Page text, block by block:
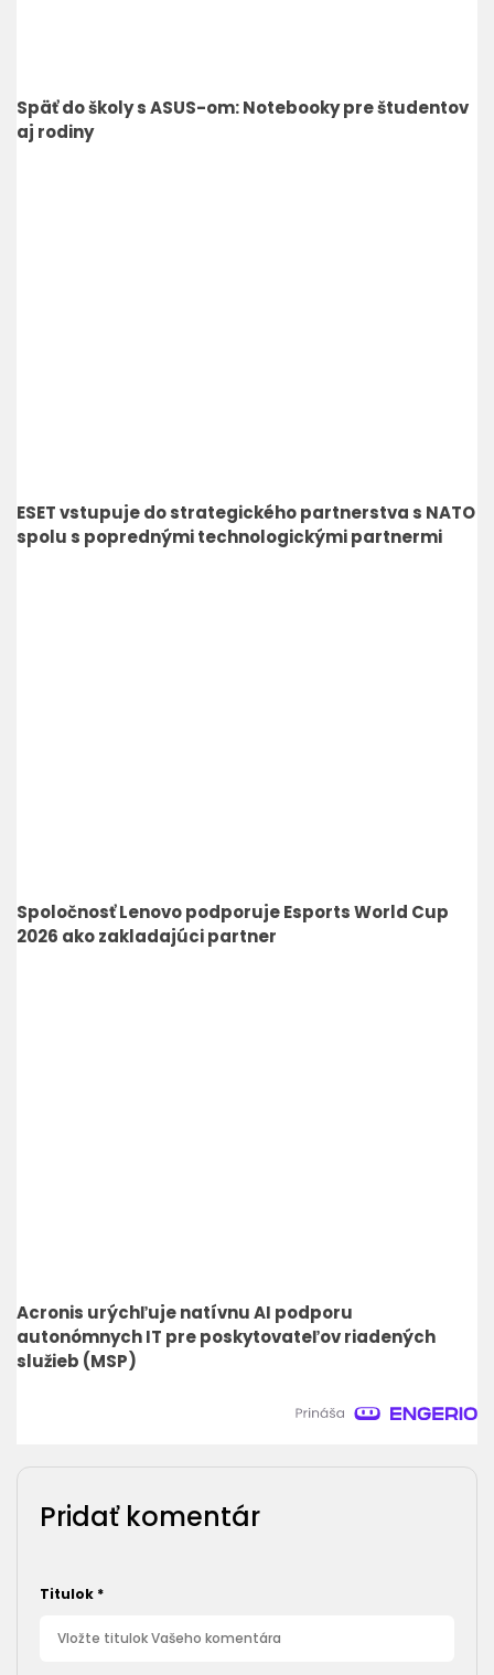
Späť do školy s ASUS-om: Notebooky pre študentov
aj rodiny
ESET vstupuje do strategického partnerstva s NATO
spolu s poprednými technologickými partnermi
Spoločnosť Lenovo podporuje Esports World Cup
2026 ako zakladajúci partner
Acronis urýchľuje natívnu AI podporu
autonómnych IT pre poskytovateľov riadených
služieb (MSP)
Pridať komentár
Titulok *